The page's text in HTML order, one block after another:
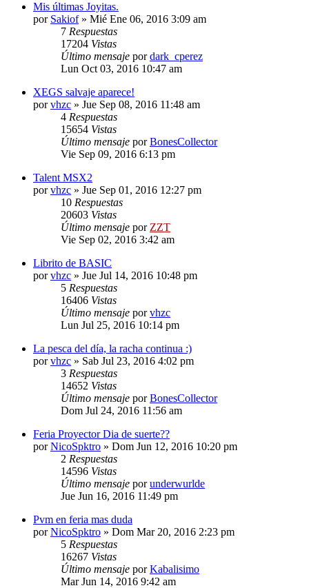
Mis últimas Joyitas.
por Sakiof» Mié Ene 06, 2016 3:09 am
7 Respuestas
17204 Vistas
Último mensaje pordark_cperez
Lun Oct 03, 2016 10:47 am
XEGS salvaje aparece!
porvhzc » Jue Sep 08, 2016 11:48 am
4 Respuestas
15654 Vistas
Último mensaje porBonesCollector
Vie Sep 09, 2016 6:13 pm
Talent MSX2
porvhzc » Jue Sep 01, 2016 12:27 pm
10 Respuestas
20603 Vistas
Último mensaje por ZZT
Vie Sep 02, 2016 3:42 am
Librito de BASIC
porvhzc » Jue Jul 14, 2016 10:48 pm
5 Respuestas
16406 Vistas
Último mensaje porvhzc
Lun Jul 25, 2016 10:14 pm
La pesca del día, la racha continua :)
porvhzc » Sab Jul 23, 2016 4:02 pm
3 Respuestas
14652 Vistas
Último mensaje porBonesCollector
Dom Jul 24, 2016 11:56 am
Feria Proyector Dia de suerte??
porNicoSpktro » Dom Jun 12, 2016 10:20 pm
2 Respuestas
14596 Vistas
Último mensaje porunderwurlde
Jue Jun 16, 2016 11:49 pm
Pvm en feria mas duda
porNicoSpktro » Dom Mar 20, 2016 2:23 pm
5 Respuestas
16267 Vistas
Último mensaje porKabalisimo
Mar Jun 14, 2016 9:42 am